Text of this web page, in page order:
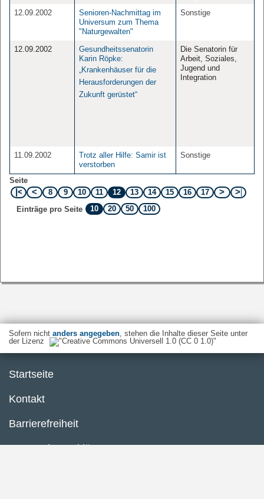
12.09.2002
Senioren-Nachmittag im
Universum zum Thema
"Naturgewalten"
Sonstige
12.09.2002
Gesundheitssenatorin
Karin Röpke:
„Krankenhäuser für die
Herausforderungen der
Zukunft gerüstet“
Die Senatorin für
Arbeit, Soziales,
Jugend und
Integration
11.09.2002
Trotz aller Hilfe: Samir ist
verstorben
Sonstige
Seite
8
9 10 11 12 13 14 15 16
17
Einträge pro Seite
10 20 50 100
Sofern nicht anders angegeben, stehen die Inhalte dieser Seite unter
der Lizenz
Startseite
Kontakt
Barrierefreiheit
Datenschutzerklärung